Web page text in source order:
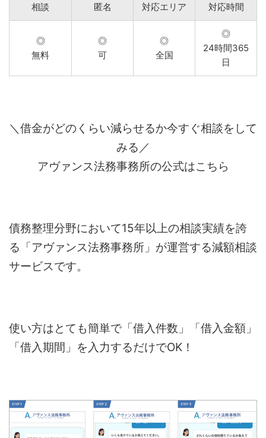
相談 匿名 対応エリア 対応時間
◎
無料
◎
可
◎
全国
◎
24時間365
日
＼借金がどのくらい減らせるか今すぐ相談をして
みる／
アヴァンス法務事務所の公式はこちら
債務整理分野において15年以上の相談実績を誇
る「アヴァンス法務事務所」が運営する減額相談
サービスです。
使い方はとても簡単で「借入件数」「借入金額」
「借入期間」を入力するだけでOK！